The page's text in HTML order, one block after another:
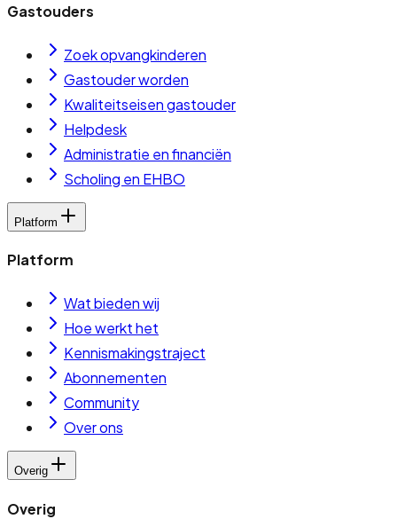
Gastouders
Zoek opvangkinderen
Gastouder worden
Kwaliteitseisen gastouder
Helpdesk
Administratie en financiën
Scholing en EHBO
Platform
Platform
Wat bieden wij
Hoe werkt het
Kennismakingstraject
Abonnementen
Community
Over ons
Overig
Overig